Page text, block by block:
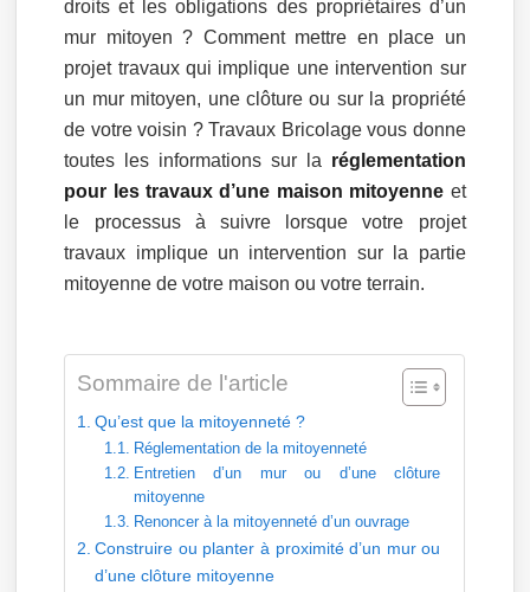
droits et les obligations des propriétaires d’un
mur mitoyen ? Comment mettre en place un
projet travaux qui implique une intervention sur
un mur mitoyen, une clôture ou sur la propriété
de votre voisin ? Travaux Bricolage vous donne
toutes les informations sur la réglementation
pour les travaux d’une maison mitoyenne et
le processus à suivre lorsque votre projet
travaux implique un intervention sur la partie
mitoyenne de votre maison ou votre terrain.
Sommaire de l'article
Qu’est que la mitoyenneté ?
Réglementation de la mitoyenneté
Entretien d’un mur ou d’une clôture
mitoyenne
Renoncer à la mitoyenneté d’un ouvrage
Construire ou planter à proximité d’un mur ou
d’une clôture mitoyenne